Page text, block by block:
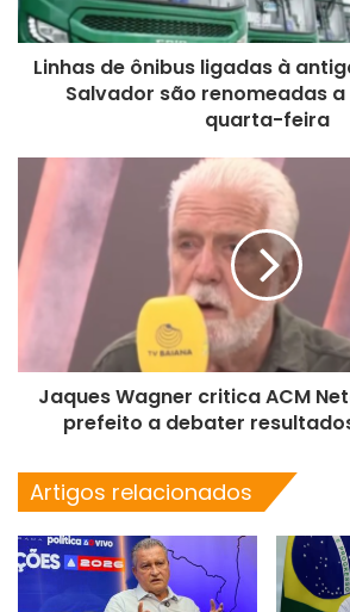
Linhas de ônibus ligadas à
Salvador são renomeadas
quarta-feira
Jaques Wagner critica ACM
prefeito a debater
Artigos relacionados